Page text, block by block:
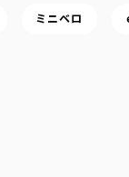
ミニベロ